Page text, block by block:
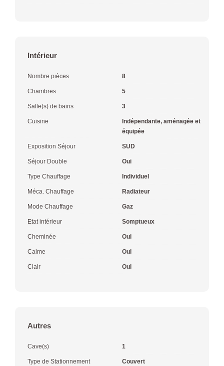
Intérieur
Nombre pièces 8
Chambres 5
Salle(s) de bains 3
Cuisine
Indépendante, aménagée et
équipée
Exposition Séjour SUD
Séjour Double Oui
Type Chauffage Individuel
Méca. Chauffage Radiateur
Mode Chauffage Gaz
Etat intérieur Somptueux
Cheminée Oui
Calme Oui
Clair Oui
Autres
Cave(s) 1
Type de Stationnement Couvert